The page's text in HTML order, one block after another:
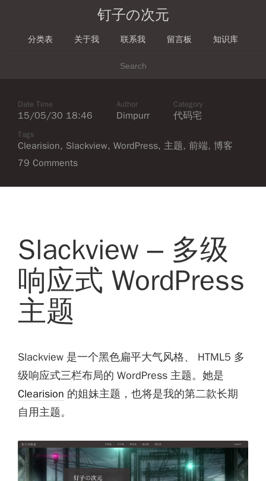
钉子の次元
分类表 关于我 联系我 留言板 知识库
Date Time
15/05/30 18:46
Author
Dimpurr
Category
代码宅
Tags
Clearision, Slackview, WordPress, 主题, 前端, 博客
79 Comments
Slackview – 多级
响应式 WordPress
主题
Slackview 是一个黑色扁平大气风格、 HTML5 多
级响应式三栏布局的 WordPress 主题。她是
Clearision 的姐妹主题，也将是我的第二款长期
自用主题。